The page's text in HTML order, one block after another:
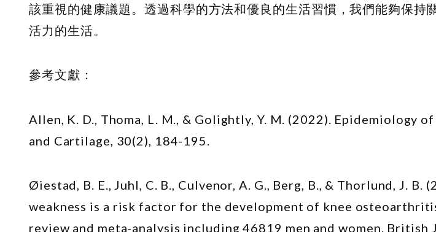
該重視的健康議題。透過科學的方法和優良的生活習慣，我們能夠保持
活力的生活。
參考文獻：
Allen, K. D., Thoma, L. M., & Golightly, Y. M. (2022).
and Cartilage, 30(2), 184-195.
Øiestad, B. E., Juhl, C. B., Culvenor, A. G., Berg, B., & Thorlund, J. B.
weakness is a risk factor for the development of knee
review and meta-analysis including 46819 men and women.